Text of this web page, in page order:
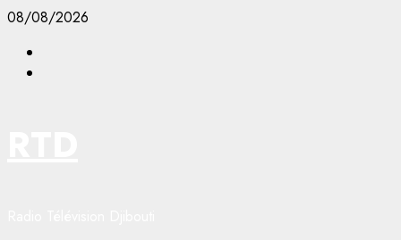
Aller
contenu
08/08/2026